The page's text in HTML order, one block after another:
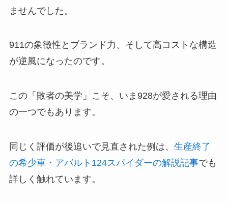
ませんでした。
911の象徴性とブランド力、そして高コストな構造
が逆風になったのです。
この「敗者の美学」こそ、いま928が愛される理由
の一つでもあります。
同じく評価が後追いで見直された例は、 生産終了
の希少車・アバルト124スパイダーの解説記事でも
詳しく触れています。